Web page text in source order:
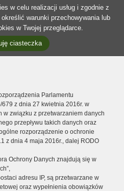
w celu realizacji usług i zgodnie z
warunki przechowywania lub
w Twojej przeglądarce.
ciasteczka
Parlamentu
z dnia 27 kwietnia 2016r. w
w związku z przetwarzaniem danych
przepływu takich danych oraz
rozporządzenie o ochronie
z dnia 4 maja 2016r., dalej RODO
Ochrony Danych znajdują się w
adresu IP, są przetwarzane w
oraz wypełnienia obowiązków